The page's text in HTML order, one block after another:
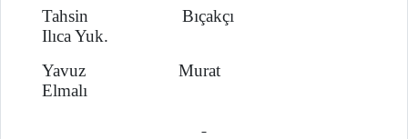
Tahsin Bıçakçı
Ilıca Yuk.
Yavuz Murat
Elmalı